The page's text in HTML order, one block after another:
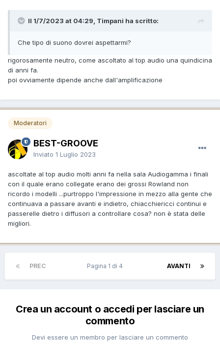
Il 1/7/2023 at 04:29, Timpani ha scritto:
Che tipo di suono dovrei aspettarmi?
rigorosamente neutro, come ascoltato al top audio una quindicina
di anni fa.
poi ovviamente dipende anche dall'amplificazione
Moderatori
BEST-GROOVE
Inviato 1 Luglio 2023
ascoltate al top audio molti anni fa nella sala Audiogamma i finali
con il quale erano collegate erano dei grossi Rowland non
ricordo i modelli ...purtroppo l'impressione in mezzo alla gente che
continuava a passare avanti e indietro, chiacchiericci continui e
passerelle dietro i diffusori a controllare cosa? non è stata delle
migliori.
PREC AVANTI
Pagina 1 di 4
Crea un account o accedi per lasciare un
commento
Devi essere un membro per lasciare un commento